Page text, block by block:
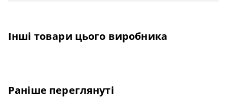
Інші товари цього виробника
Раніше переглянуті